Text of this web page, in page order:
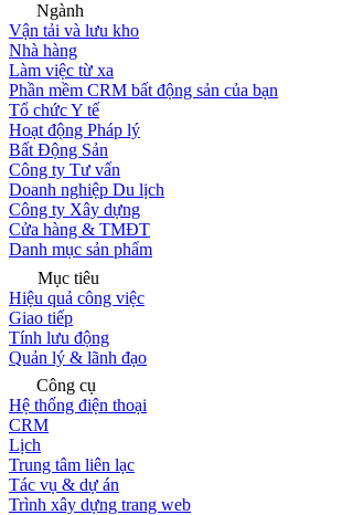
Ngành
Vận tải và lưu kho
Nhà hàng
Làm việc từ xa
Phần mềm CRM bất động sản của bạn
Tổ chức Y tế
Hoạt động Pháp lý
Bất Động Sản
Công ty Tư vấn
Doanh nghiệp Du lịch
Công ty Xây dựng
Cửa hàng & TMĐT
Danh mục sản phẩm
Mục tiêu
Hiệu quả công việc
Giao tiếp
Tính lưu động
Quản lý & lãnh đạo
Công cụ
Hệ thống điện thoại
CRM
Lịch
Trung tâm liên lạc
Tác vụ & dự án
Trình xây dựng trang web